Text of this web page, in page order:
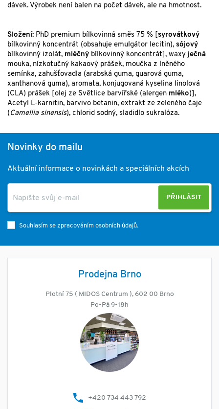
dávek. Výrobek není balen na počet dávek, ale na hmotnost.
Složení: PhD premium bílkovinná směs 75 % [syrovátkový
bílkovinný koncentrát (obsahuje emulgátor lecitin), sójový
bílkovinný izolát, mléčný bílkovinný koncentrát], waxy ječná
mouka, nízkotučný kakaový prášek, moučka z lněného
semínka, zahušťovadla (arabská guma, guarová guma,
xanthanová guma), aromata, konjugovaná kyselina linolová
(CLA) prášek [olej ze Světlice barvířské (alergen mléko)],
Acetyl L-karnitin, barvivo betanin, extrakt ze zeleného čaje
( Camellia sinensis), chlorid sodný, sladidlo sukralóza.
Novinky do mailu
Aktuální informace o novinkách a speciálních akcích
PŘIHLÁSIT
Souhlasím se zpracováním osobních údajů.
Prodejna Brno
Plotní 75 ( MIDOS Centrum ), 602 00 Brno
Po-Pá 9-18h
+420 734 443 792